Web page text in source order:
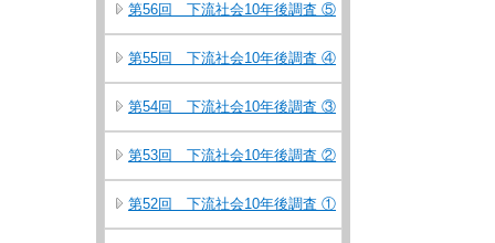
第56回 下流社会10年後調査 ⑤
第55回 下流社会10年後調査 ④
第54回 下流社会10年後調査 ③
第53回 下流社会10年後調査 ②
第52回 下流社会10年後調査 ①